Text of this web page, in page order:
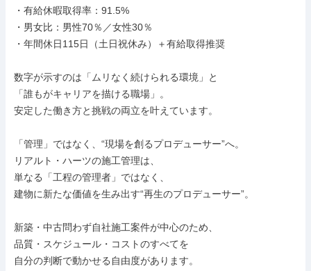
・有給休暇取得率：91.5%
・男女比：男性70％／女性30％
・年間休日115日（土日祝休み）＋有給取得推奨
数字が示すのは「ムリなく続けられる環境」と
「誰もがキャリアを描ける職場」。
安定した働き方と挑戦の両立を叶えています。
「管理」ではなく、“現場を創るプロデューサー”へ。
リアルト・ハーツの施工管理は、
単なる「工程の管理者」ではなく、
建物に新たな価値を生み出す“再生のプロデューサー”。
新築・中古問わず自社施工案件が中心のため、
品質・スケジュール・コストのすべてを
自分の判断で動かせる自由度があります。